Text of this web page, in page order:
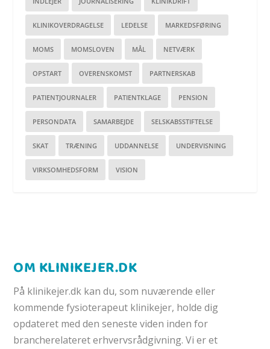
KLINIKOVERDRAGELSE LEDELSE MARKEDSFØRING
MOMS MOMSLOVEN MÅL NETVÆRK
OPSTART OVERENSKOMST PARTNERSKAB
PATIENTJOURNALER PATIENTKLAGE PENSION
PERSONDATA SAMARBEJDE SELSKABSSTIFTELSE
SKAT TRÆNING UDDANNELSE UNDERVISNING
VIRKSOMHEDSFORM VISION
OM KLINIKEJER.DK
På klinikejer.dk kan du, som nuværende eller
kommende fysioterapeut klinikejer, holde dig
opdateret med den seneste viden inden for
brancherelateret erhvervsrådgivning. Vi er et